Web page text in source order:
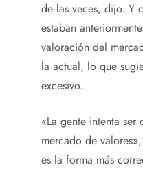
de las veces, dijo. Y
estaban
valoración del
la actual, lo que
excesivo.
«La gente intenta
mercado de
es la forma más